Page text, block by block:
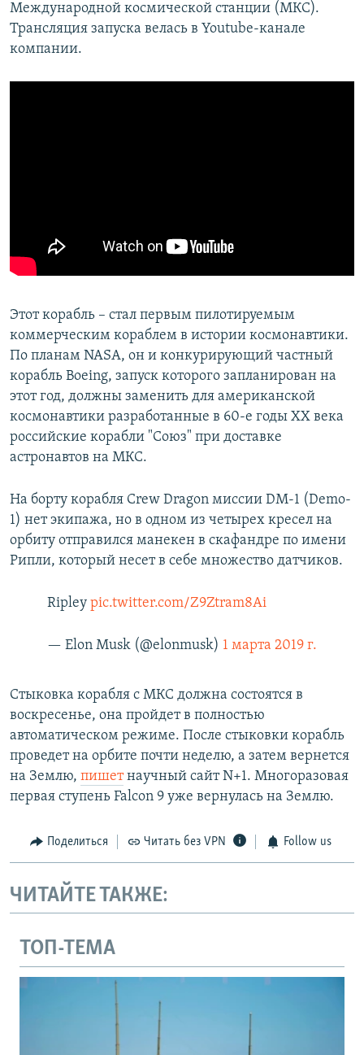
Международной космической станции (МКС).
Трансляция запуска велась в Youtube-канале
компании.
Этот корабль – стал первым пилотируемым
коммерческим кораблем в истории космонавтики.
По планам NASA, он и конкурирующий частный
корабль Boeing, запуск которого запланирован на
этот год, должны заменить для американской
космонавтики разработанные в 60-е годы XX века
российские корабли "Союз" при доставке
астронавтов на МКС.
На борту корабля Crew Dragon миссии DM-1 (Demo-
1) нет экипажа, но в одном из четырех кресел на
орбиту отправился манекен в скафандре по имени
Рипли, который несет в себе множество датчиков.
Ripley pic.twitter.com/Z9Ztram8Ai
— Elon Musk (@elonmusk) 1 марта 2019 г.
Стыковка корабля с МКС должна состоятся в
воскресенье, она пройдет в полностью
автоматическом режиме. После стыковки корабль
проведет на орбите почти неделю, а затем вернется
на Землю, пишетнаучный сайт N+1. Многоразовая
первая ступень Falcon 9 уже вернулась на Землю.​
Поделиться Читать без VPN Follow us
ЧИТАЙТЕ ТАКЖЕ:
ТОП-ТЕМА